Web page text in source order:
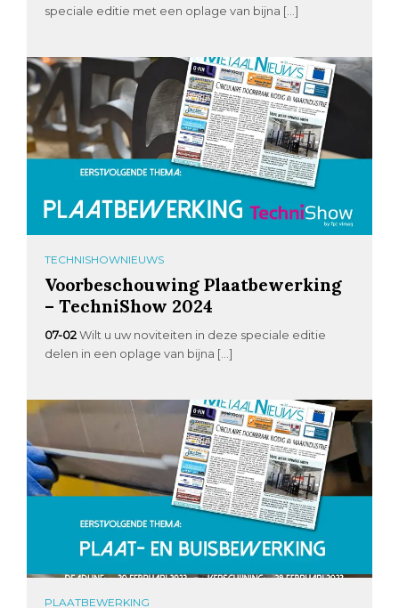
speciale editie met een oplage van bijna […]
TECHNISHOWNIEUWS
Voorbeschouwing Plaatbewerking
– TechniShow 2024
07-02 Wilt u uw noviteiten in deze speciale editie
delen in een oplage van bijna […]
PLAATBEWERKING